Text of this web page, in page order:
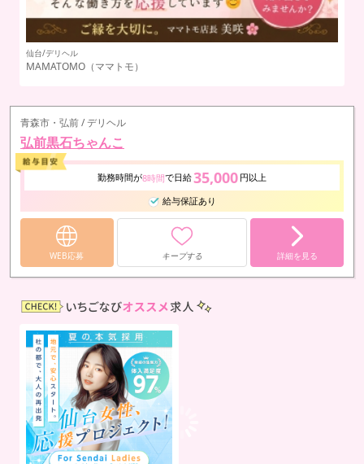
仙台/デリヘル
MAMATOMO（ママトモ）
青森市・弘前 / デリヘル
弘前黒石ちゃんこ
勤務時間が8時間で日給35,000 円以上
給与保証あり
WEB応募 キープする 詳細を見る